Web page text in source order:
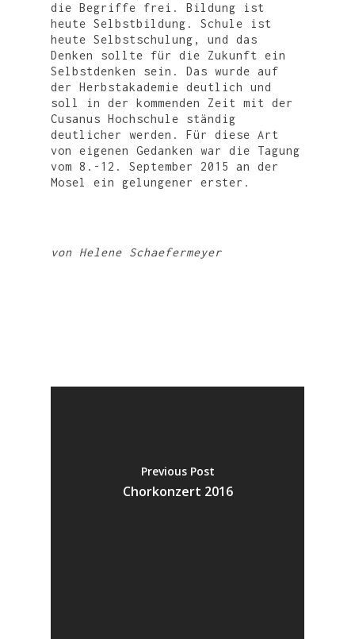
die Begriffe frei. Bildung ist
heute Selbstbildung. Schule ist
heute Selbstschulung, und das
Denken sollte für die Zukunft ein
Selbstdenken sein. Das wurde auf
der Herbstakademie deutlich und
soll in der kommenden Zeit mit der
Cusanus Hochschule ständig
deutlicher werden. Für diese Art
von eigenen Gedanken war die Tagung
vom 8.-12. September 2015 an der
Mosel ein gelungener erster.
von Helene Schaefermeyer
Previous Post
Chorkonzert 2016